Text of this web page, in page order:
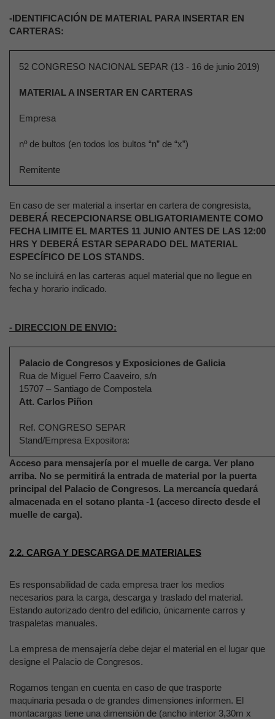
-IDENTIFICACIÓN DE MATERIAL PARA INSERTAR EN
CARTERAS:
52 CONGRESO NACIONAL SEPAR (13 - 16 de junio 2019)
MATERIAL A INSERTAR EN CARTERAS
Empresa
nº de bultos (en todos los bultos “n” de “x”)
Remitente
En caso de ser material a insertar en cartera de congresista,
DEBERÁ RECEPCIONARSE OBLIGATORIAMENTE COMO
FECHA LIMITE EL MARTES 11 JUNIO ANTES DE LAS 12:00
HRS Y DEBERÁ ESTAR SEPARADO DEL MATERIAL
ESPECÍFICO DE LOS STANDS.
No se incluirá en las carteras aquel material que no llegue en
fecha y horario indicado.
- DIRECCION DE ENVIO:
Palacio de Congresos y Exposiciones de Galicia
Rua de Miguel Ferro Caaveiro, s/n
15707 – Santiago de Compostela
Att. Carlos Piñon
Ref. CONGRESO SEPAR
Stand/Empresa Expositora:
Acceso para mensajería por el muelle de carga. Ver plano
arriba. No se permitirá la entrada de material por la puerta
principal del Palacio de Congresos. La mercancía quedará
almacenada en el sotano planta -1 (acceso directo desde el
muelle de carga).
2.2. CARGA Y DESCARGA DE MATERIALES
Es responsabilidad de cada empresa traer los medios
necesarios para la carga, descarga y traslado del material.
Estando autorizado dentro del edificio, únicamente carros y
traspaletas manuales.
La empresa de mensajería debe dejar el material en el lugar que
designe el Palacio de Congresos.
Rogamos tengan en cuenta en caso de que trasporte
maquinaria pesada o de grandes dimensiones informen. El
montacargas tiene una dimensión de (ancho interior 3,30m x